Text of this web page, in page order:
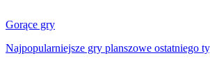
Gorące gry
Najpopularniejsze gry planszowe ostatniego